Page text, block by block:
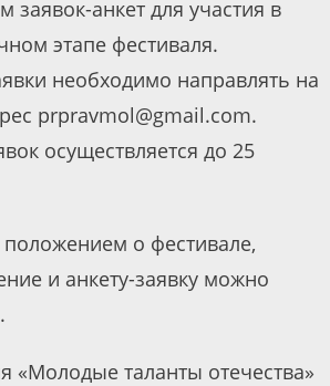
заявок-анкет для участия в
этапе фестиваля.
необходимо направлять на
prpravmol@gmail.com.
осуществляется до 25
о фестивале,
и анкету-заявку можно
.
«Молодые таланты отечества»